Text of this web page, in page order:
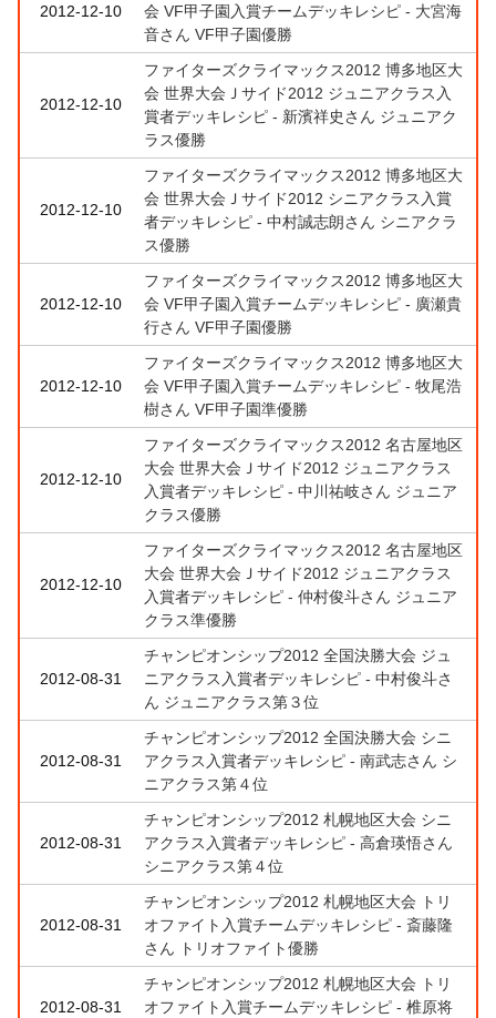
2012-12-10
会 VF甲子園入賞チームデッキレシピ - 大宮海
音さん VF甲子園優勝
2012-12-10
ファイターズクライマックス2012 博多地区大
会 世界大会Ｊサイド2012 ジュニアクラス入
賞者デッキレシピ - 新濱祥史さん ジュニアク
ラス優勝
2012-12-10
ファイターズクライマックス2012 博多地区大
会 世界大会Ｊサイド2012 シニアクラス入賞
者デッキレシピ - 中村誠志朗さん シニアクラ
ス優勝
2012-12-10
ファイターズクライマックス2012 博多地区大
会 VF甲子園入賞チームデッキレシピ - 廣瀬貴
行さん VF甲子園優勝
2012-12-10
ファイターズクライマックス2012 博多地区大
会 VF甲子園入賞チームデッキレシピ - 牧尾浩
樹さん VF甲子園準優勝
2012-12-10
ファイターズクライマックス2012 名古屋地区
大会 世界大会Ｊサイド2012 ジュニアクラス
入賞者デッキレシピ - 中川祐岐さん ジュニア
クラス優勝
2012-12-10
ファイターズクライマックス2012 名古屋地区
大会 世界大会Ｊサイド2012 ジュニアクラス
入賞者デッキレシピ - 仲村俊斗さん ジュニア
クラス準優勝
2012-08-31
チャンピオンシップ2012 全国決勝大会 ジュ
ニアクラス入賞者デッキレシピ - 中村俊斗さ
ん ジュニアクラス第３位
2012-08-31
チャンピオンシップ2012 全国決勝大会 シニ
アクラス入賞者デッキレシピ - 南武志さん シ
ニアクラス第４位
2012-08-31
チャンピオンシップ2012 札幌地区大会 シニ
アクラス入賞者デッキレシピ - 高倉瑛悟さん
シニアクラス第４位
2012-08-31
チャンピオンシップ2012 札幌地区大会 トリ
オファイト入賞チームデッキレシピ - 斎藤隆
さん トリオファイト優勝
2012-08-31
チャンピオンシップ2012 札幌地区大会 トリ
オファイト入賞チームデッキレシピ - 椎原将